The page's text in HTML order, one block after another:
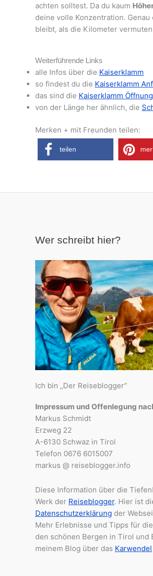
achten solltest. Da du kaum
deine volle Konzentration.
bleibt, als die Kilometer
Weiterführende Links
alle Infos über die Kaiserklamm
so findest du die Kaiserklamm
das sind die Kaiserklamm
von der Länge her ähnlich, die
Merken + mit Freunden teilen:
teilen
Wer schreibt hier?
Ich bin „Der Reiseblogger“
Impressum und Offenlegung
Markus Schmidt
Erzweg 22
A-6130 Schwaz in Tirol
Telefon 0676 6015007
markus @ reiseblogger.info
Diese Information über die
Werk der Reiseblogger. Hier ist
Datenschutzerklärung der
Mehr Erlebnisse und Tipps für
den schönen Bergen in Tirol und
meinem Blog über das Karwendel